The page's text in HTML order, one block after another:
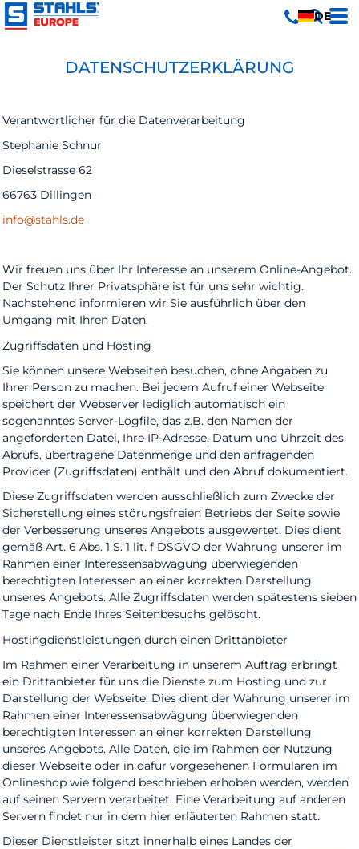
DATENSCHUTZERKLÄRUNG
Verantwortlicher für die Datenverarbeitung
Stephanie Schnur
Dieselstrasse 62
66763 Dillingen
info@stahls.de
Wir freuen uns über Ihr Interesse an unserem Online-Angebot.
Der Schutz Ihrer Privatsphäre ist für uns sehr wichtig.
Nachstehend informieren wir Sie ausführlich über den
Umgang mit Ihren Daten.
Zugriffsdaten und Hosting
Sie können unsere Webseiten besuchen, ohne Angaben zu
Ihrer Person zu machen. Bei jedem Aufruf einer Webseite
speichert der Webserver lediglich automatisch ein
sogenanntes Server-Logfile, das z.B. den Namen der
angeforderten Datei, Ihre IP-Adresse, Datum und Uhrzeit des
Abrufs, übertragene Datenmenge und den anfragenden
Provider (Zugriffsdaten) enthält und den Abruf dokumentiert.
Diese Zugriffsdaten werden ausschließlich zum Zwecke der
Sicherstellung eines störungsfreien Betriebs der Seite sowie
der Verbesserung unseres Angebots ausgewertet. Dies dient
gemäß Art. 6 Abs. 1 S. 1 lit. f DSGVO der Wahrung unserer im
Rahmen einer Interessensabwägung überwiegenden
berechtigten Interessen an einer korrekten Darstellung
unseres Angebots. Alle Zugriffsdaten werden spätestens sieben
Tage nach Ende Ihres Seitenbesuchs gelöscht.
Hostingdienstleistungen durch einen Drittanbieter
Im Rahmen einer Verarbeitung in unserem Auftrag erbringt
ein Drittanbieter für uns die Dienste zum Hosting und zur
Darstellung der Webseite. Dies dient der Wahrung unserer im
Rahmen einer Interessensabwägung überwiegenden
berechtigten Interessen an einer korrekten Darstellung
unseres Angebots. Alle Daten, die im Rahmen der Nutzung
dieser Webseite oder in dafür vorgesehenen Formularen im
Onlineshop wie folgend beschrieben erhoben werden, werden
auf seinen Servern verarbeitet. Eine Verarbeitung auf anderen
Servern findet nur in dem hier erläuterten Rahmen statt.
Dieser Dienstleister sitzt innerhalb eines Landes der
DE